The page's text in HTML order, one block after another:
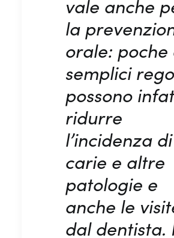
vale anche
la
orale: poche
semplici
possono
ridurre
l’incidenza di
carie e altre
patologie e
anche le
dal dentista.